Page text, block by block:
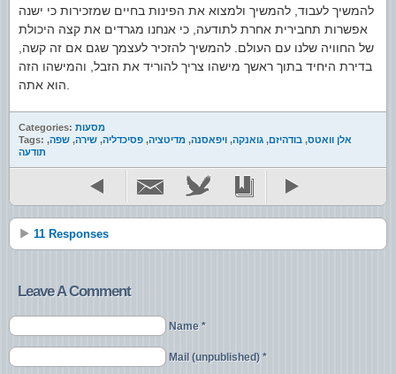
להמשיך לעבוד, להמשיך ולמצוא את הפינות בחיים שמזכירות כי ישנה
אפשרות תחבירית אחרת לתודעה, כי אנחנו מגרדים את קצה היכולת
של החוויה שלנו עם העולם. להמשיך להזכיר לעצמך שגם אם זה קשה,
בדירת היחיד בתוך ראשך מישהו צריך להוריד את הזבל, והמישהו הזה
Categories: מסעות
Tags:
אלן וואטס, בודהיזם, גואנקה, ויפאסנה, מדיטציה, פסיכדליה, שירה, שפה,
תודעה
11 Responses
Leave A Comment
Name *
Mail (unpublished) *